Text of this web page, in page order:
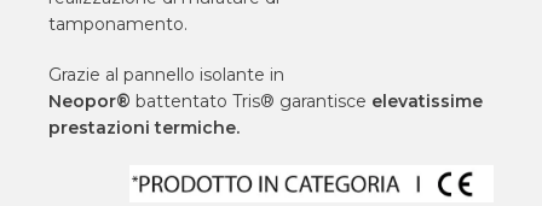
tamponamento.
Grazie al pannello isolante in
Neopor® battentato Tris® garantisce elevatissime
prestazioni termiche.